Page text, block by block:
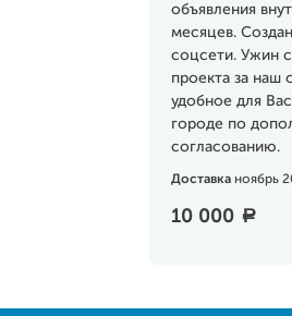
объявления
месяцев.
соцсети. Ужин
проекта за наш
удобное для
городе по
согласованию.
Доставка ноябрь
10 000 a